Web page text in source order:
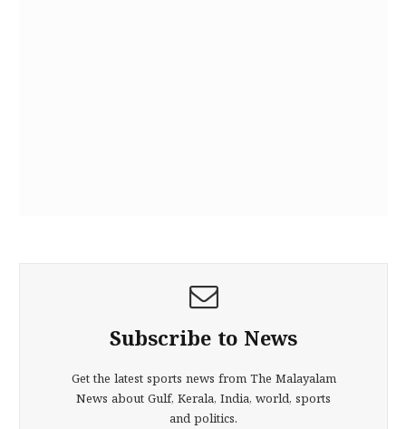
Subscribe to News
Get the latest sports news from The Malayalam
News about Gulf, Kerala, India, world, sports
and politics.